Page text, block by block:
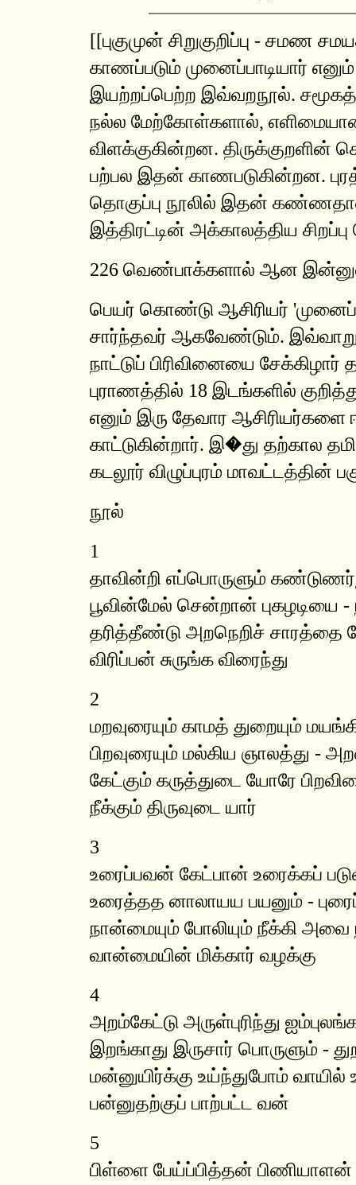
[[புகுமுன் சிறுகுறிப்பு - சமண
காணப்படும் முனைப்பாடியார் எனும்
இயற்றப்பெற்ற இவ்வறநூல்.
நல்ல மேற்கோள்களால்,
விளக்குகின்றன. திருக்குறளின்
பற்பல இதன் காணபடுகின்றன.
தொகுப்பு நூலில் இதன்
இத்திரட்டின் அக்காலத்திய
226 வெண்பாக்களால் ஆன
பெயர் கொண்டு ஆசிரியர்
சார்ந்தவர் ஆகவேண்டும்.
நாட்டுப் பிரிவினையை
புராணத்தில் 18 இடங்களில்
எனும் இரு தேவார ஆசிரியர்களை
காட்டுகின்றார். இ�து தற்கால
கடலூர் விழுப்புரம்
நூல்
1
தாவின்றி எப்பொருளும்
பூவின்மேல் சென்றான் புகழடியை -
தரித்தீண்டு அறநெறிச்
விரிப்பன் சுருங்க விரைந்து
2
மறவுரையும் காமத் துறையும்
பிறவுரையும் மல்கிய ஞாலத்து -
கேட்கும் கருத்துடை யோரே
நீக்கும் திருவுடை யார்
3
உரைப்பவன் கேட்பான் உரைக்கப்
உரைத்தத னாலாயய பயனும் -
நான்மையும் போலியும் நீக்கி அவை
வான்மையின் மிக்கார் வழக்கு
4
அறம்கேட்டு அருள்புரிந்து
இறங்காது இருசார் பொருளும் -
மன்னுயிர்க்கு உய்ந்துபோம் வாயில்
பன்னுதற்குப் பாற்பட்ட வன்
5
பிள்ளை பேய்ப்பித்தன் பிணியாளன்